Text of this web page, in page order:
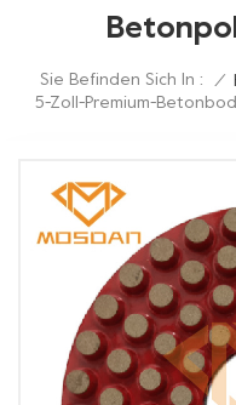
Sie Befinden Sich In : /
5-Zoll-Premium-